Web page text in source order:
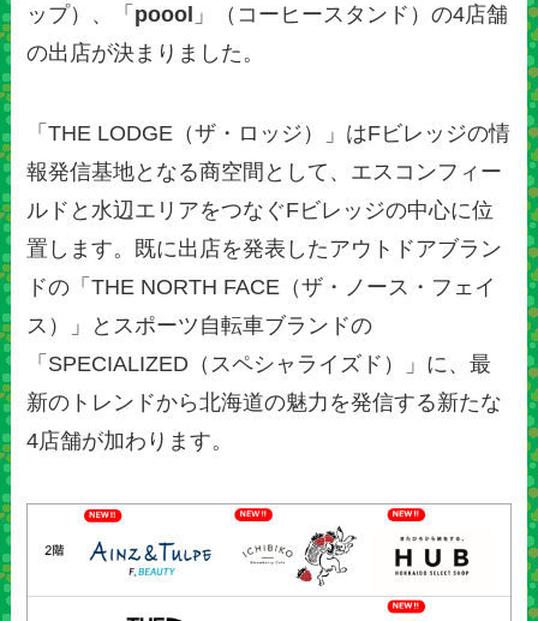
ップ）、「 poool 」（コーヒースタンド）の4店舗
の出店が決まりました。
「THE LODGE（ザ・ロッジ）」はFビレッジの情
報発信基地となる商空間として、エスコンフィー
ルドと水辺エリアをつなぐFビレッジの中心に位
置します。既に出店を発表したアウトドアブラン
ドの「THE NORTH FACE（ザ・ノース・フェイ
ス）」とスポーツ自転車ブランドの
「SPECIALIZED（スペシャライズド）」に、最
新のトレンドから北海道の魅力を発信する新たな
4店舗が加わります。